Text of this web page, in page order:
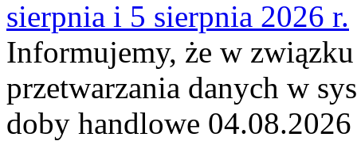
sierpnia i 5 sierpnia 2026 r.
Informujemy, że w
przetwarzania danych w
doby handlowe